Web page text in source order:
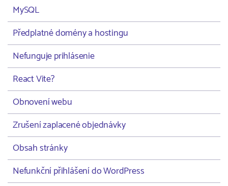
MySQL
Předplatné domény a hostingu
Nefunguje prihlásenie
React Vite?
Obnovení webu
Zrušení zaplacené objednávky
Obsah stránky
Nefunkční přihlášení do WordPress